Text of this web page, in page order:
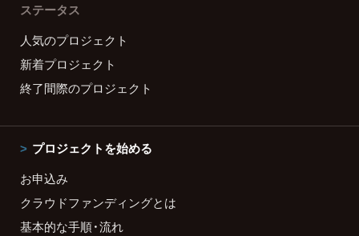
ステータス
人気のプロジェクト
新着プロジェクト
終了間際のプロジェクト
プロジェクトを始める
お申込み
クラウドファンディングとは
基本的な手順・流れ